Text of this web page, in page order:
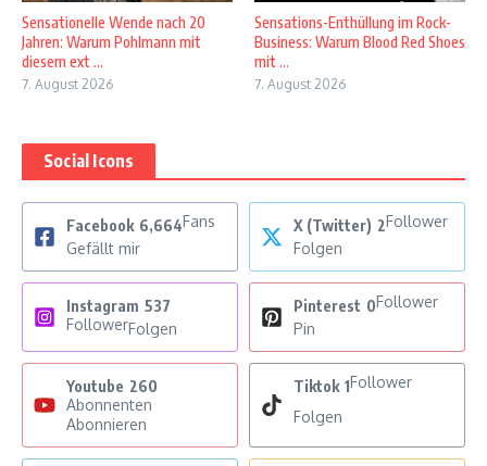
Sensationelle Wende nach 20
Jahren: Warum Pohlmann mit
diesem ext ...
7. August 2026
Sensations-Enthüllung im Rock-
Business: Warum Blood Red Shoes
mit ...
7. August 2026
Social Icons
Facebook 6,664Fans
Gefällt mir
X (Twitter) 2Follower
Folgen
Instagram 537
FollowerFolgen
Pinterest 0Follower
Pin
Youtube 260
Abonnenten
Abonnieren
Tiktok 1Follower
Folgen